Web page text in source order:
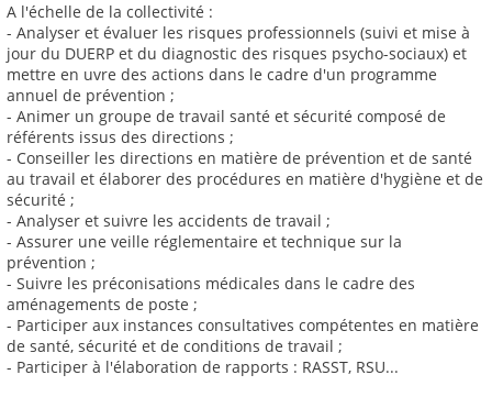
A l'échelle de la collectivité :
- Analyser et évaluer les risques professionnels (suivi et mise à
jour du DUERP et du diagnostic des risques psycho-sociaux) et
mettre en uvre des actions dans le cadre d'un programme
annuel de prévention ;
- Animer un groupe de travail santé et sécurité composé de
référents issus des directions ;
- Conseiller les directions en matière de prévention et de santé
au travail et élaborer des procédures en matière d'hygiène et de
sécurité ;
- Analyser et suivre les accidents de travail ;
- Assurer une veille réglementaire et technique sur la
prévention ;
- Suivre les préconisations médicales dans le cadre des
aménagements de poste ;
- Participer aux instances consultatives compétentes en matière
de santé, sécurité et de conditions de travail ;
- Participer à l'élaboration de rapports : RASST, RSU...